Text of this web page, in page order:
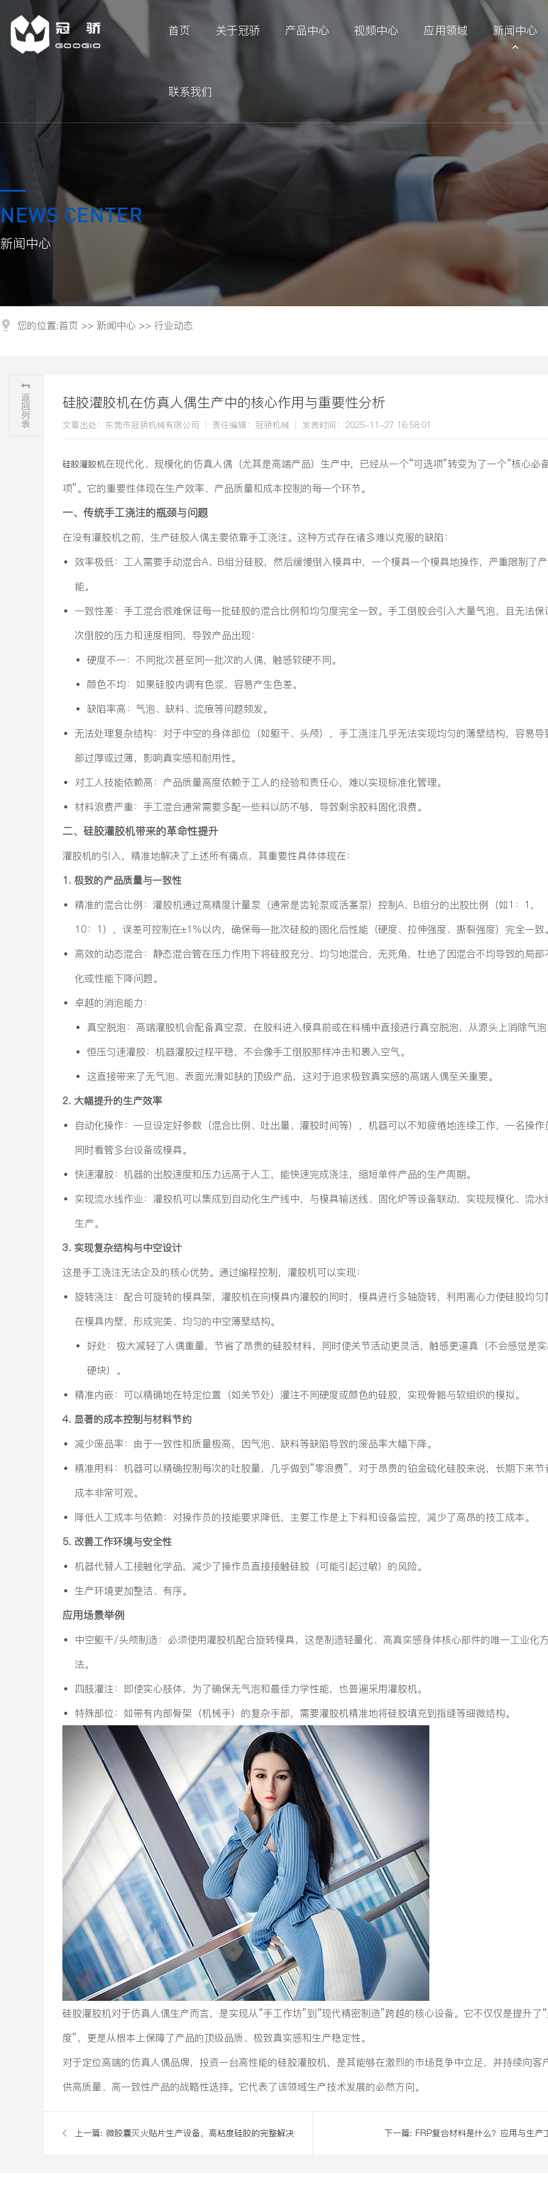
首页 关于冠骄 产品中心 视频中心 应用领域 新闻中心
联系我们
NEWS CENTER
新闻中心
您的位置:首页 >> 新闻中心 >> 行业动态
硅胶灌胶机在仿真人偶生产中的核心作用与重要性分析
文章出处：东莞市冠骄机械有限公司 责任编辑：冠骄机械 发表时间：2025-11-27 16:58:01
硅胶灌胶机在现代化、规模化的仿真人偶（尤其是高端产品）生产中，已经从一个“可选项”转变为了一个“核心必
项”。它的重要性体现在生产效率、产品质量和成本控制的每一个环节。
一、传统手工浇注的瓶颈与问题
在没有灌胶机之前，生产硅胶人偶主要依靠手工浇注。这种方式存在诸多难以克服的缺陷：
效率极低：工人需要手动混合A、B组分硅胶，然后缓慢倒入模具中，一个模具一个模具地操作，严重限制了产
能。
一致性差：手工混合很难保证每一批硅胶的混合比例和均匀度完全一致。手工倒胶会引入大量气泡，且无法保
次倒胶的压力和速度相同，导致产品出现：
硬度不一：不同批次甚至同一批次的人偶，触感软硬不同。
颜色不均：如果硅胶内调有色浆，容易产生色差。
缺陷率高：气泡、缺料、流痕等问题频发。
无法处理复杂结构：对于中空的身体部位（如躯干、头颅），手工浇注几乎无法实现均匀的薄壁结构，容易导
部过厚或过薄，影响真实感和耐用性。
对工人技能依赖高：产品质量高度依赖于工人的经验和责任心，难以实现标准化管理。
材料浪费严重：手工混合通常需要多配一些料以防不够，导致剩余胶料固化浪费。
二、硅胶灌胶机带来的革命性提升
灌胶机的引入，精准地解决了上述所有痛点，其重要性具体体现在：
1. 极致的产品质量与一致性
精准的混合比例：灌胶机通过高精度计量泵（通常是齿轮泵或活塞泵）控制A、B组分的出胶比例（如1：1，
10：1），误差可控制在±1%以内，确保每一批次硅胶的固化后性能（硬度、拉伸强度、撕裂强度）完全一致
高效的动态混合：静态混合管在压力作用下将硅胶充分、均匀地混合，无死角，杜绝了因混合不均导致的局部
化或性能下降问题。
卓越的消泡能力：
真空脱泡：高端灌胶机会配备真空泵，在胶料进入模具前或在料桶中直接进行真空脱泡，从源头上消除气
恒压匀速灌胶：机器灌胶过程平稳，不会像手工倒胶那样冲击和裹入空气。
这直接带来了无气泡、表面光滑如肤的顶级产品，这对于追求极致真实感的高端人偶至关重要。
2. 大幅提升的生产效率
自动化操作：一旦设定好参数（混合比例、吐出量、灌胶时间等），机器可以不知疲倦地连续工作，一名操作
同时看管多台设备或模具。
快速灌胶：机器的出胶速度和压力远高于人工，能快速完成浇注，缩短单件产品的生产周期。
实现流水线作业：灌胶机可以集成到自动化生产线中，与模具输送线、固化炉等设备联动，实现规模化、流水
生产。
3. 实现复杂结构与中空设计
这是手工浇注无法企及的核心优势。通过编程控制，灌胶机可以实现：
旋转浇注：配合可旋转的模具架，灌胶机在向模具内灌胶的同时，模具进行多轴旋转，利用离心力使硅胶均匀
在模具内壁，形成完美、均匀的中空薄壁结构。
好处：极大减轻了人偶重量，节省了昂贵的硅胶材料，同时使关节活动更灵活，触感更逼真（不会感觉是
硬块）。
精准内嵌：可以精确地在特定位置（如关节处）灌注不同硬度或颜色的硅胶，实现骨骼与软组织的模拟。
4. 显著的成本控制与材料节约
减少废品率：由于一致性和质量极高，因气泡、缺料等缺陷导致的废品率大幅下降。
精准用料：机器可以精确控制每次的吐胶量，几乎做到“零浪费”，对于昂贵的铂金硫化硅胶来说，长期下来节
成本非常可观。
降低人工成本与依赖：对操作员的技能要求降低，主要工作是上下料和设备监控，减少了高昂的技工成本。
5. 改善工作环境与安全性
机器代替人工接触化学品，减少了操作员直接接触硅胶（可能引起过敏）的风险。
生产环境更加整洁、有序。
应用场景举例
中空躯干/头颅制造：必须使用灌胶机配合旋转模具，这是制造轻量化、高真实感身体核心部件的唯一工业化
法。
四肢灌注：即使实心肢体，为了确保无气泡和最佳力学性能，也普遍采用灌胶机。
特殊部位：如带有内部骨架（机械手）的复杂手部，需要灌胶机精准地将硅胶填充到指缝等细微结构。
硅胶灌胶机对于仿真人偶生产而言，是实现从“手工作坊”到“现代精密制造”跨越的核心设备。它不仅仅是提升了
度”，更是从根本上保障了产品的顶级品质、极致真实感和生产稳定性。
对于定位高端的仿真人偶品牌，投资一台高性能的硅胶灌胶机，是其能够在激烈的市场竞争中立足，并持续向客
供高质量、高一致性产品的战略性选择。它代表了该领域生产技术发展的必然方向。
上一篇: 微胶囊灭火贴片生产设备，高粘度硅胶的完整解决 下一篇: FRP复合材料是什么？应用与生产